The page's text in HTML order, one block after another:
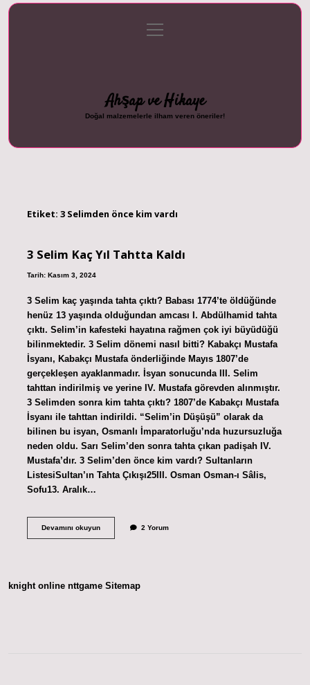
Gizlilik Politikası
menüyü
aç
Ahşap ve Hikaye
Doğal malzemelerle ilham veren öneriler!
Etiket: 3 Selimden önce kim vardı
3 Selim Kaç Yıl Tahtta Kaldı
Tarih: Kasım 3, 2024
3 Selim kaç yaşında tahta çıktı? Babası 1774’te öldüğünde
henüz 13 yaşında olduğundan amcası I. Abdülhamid tahta
çıktı. Selim’in kafesteki hayatına rağmen çok iyi büyüdüğü
bilinmektedir. 3 Selim dönemi nasıl bitti? Kabakçı Mustafa
İsyanı, Kabakçı Mustafa önderliğinde Mayıs 1807’de
gerçekleşen ayaklanmadır. İsyan sonucunda III. Selim
tahttan indirilmiş ve yerine IV. Mustafa görevden alınmıştır.
3 Selimden sonra kim tahta çıktı? 1807’de Kabakçı Mustafa
İsyanı ile tahttan indirildi. “Selim’in Düşüşü” olarak da
bilinen bu isyan, Osmanlı İmparatorluğu’nda huzursuzluğa
neden oldu. Sarı Selim’den sonra tahta çıkan padişah IV.
Mustafa’dır. 3 Selim’den önce kim vardı? Sultanların
ListesiSultan’ın Tahta Çıkışı25III. Osman Osman-ı Sâlis,
Sofu13. Aralık…
Devamını okuyun3
2 Yorum
knight online nttgame Sitemap